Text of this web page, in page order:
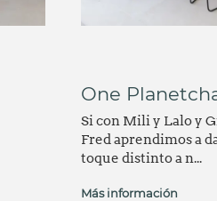
One
Si con Mili y Lalo y
Fred aprendimos a
toque distinto a n...
Más información